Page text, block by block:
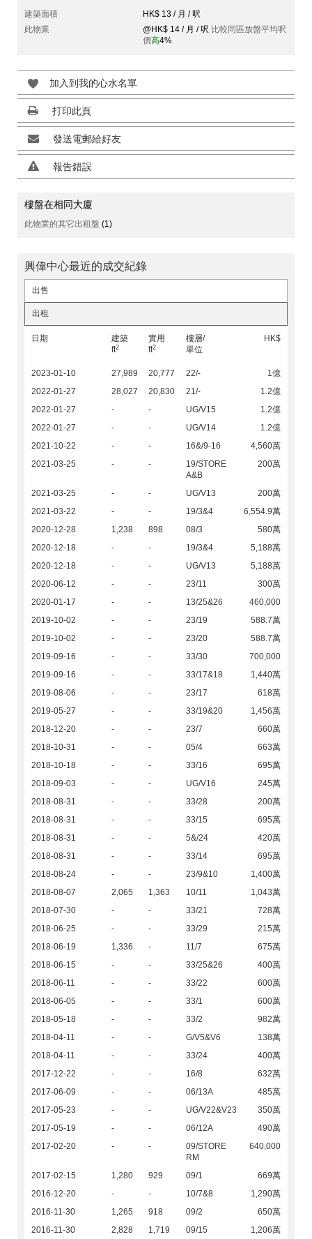
建築面積
HK$ 13 / 月 / 呎
此物業
@HK$ 14 / 月 / 呎 比較同區放盤平均呎
價高4%
加入到我的心水名單
打印此頁
發送電郵給好友
報告錯誤
樓盤在相同大廈
此物業的其它出租盤 (1)
興偉中心最近的成交紀錄
出售
出租
日期
建築
ft2
實用
ft2
樓層/
單位
HK$
2023-01-10 27,989 20,777 22/-
1億
2022-01-27
28,027 20,830 21/-
1.2億
2022-01-27
- - UG/V15
1.2億
2022-01-27
- - UG/V14
1.2億
2021-10-22
- - 16&/9-16
4,560萬
2021-03-25
- -
19/STORE
A&B
200萬
2021-03-25 - - UG/V13
200萬
2021-03-22
- - 19/3&4
6,554.9萬
2020-12-28
1,238 898 08/3
580萬
2020-12-18
- - 19/3&4
5,188萬
2020-12-18
- - UG/V13
5,188萬
2020-06-12
- - 23/11
300萬
2020-01-17
- - 13/25&26
460,000
2019-10-02
- - 23/19
588.7萬
2019-10-02
- - 23/20
588.7萬
2019-09-16
- - 33/30
700,000
2019-09-16
- - 33/17&18
1,440萬
2019-08-06
- - 23/17
618萬
2019-05-27
- - 33/19&20
1,456萬
2018-12-20
- - 23/7
660萬
2018-10-31
- - 05/4
663萬
2018-10-18
- - 33/16
695萬
2018-09-03
- - UG/V16
245萬
2018-08-31
- - 33/28
200萬
2018-08-31
- - 33/15
695萬
2018-08-31
- - 5&/24
420萬
2018-08-31
- - 33/14
695萬
2018-08-24
- - 23/9&10
1,400萬
2018-08-07
2,065 1,363 10/11
1,043萬
2018-07-30
- - 33/21
728萬
2018-06-25
- - 33/29
215萬
2018-06-19
1,336 - 11/7
675萬
2018-06-15
- - 33/25&26
400萬
2018-06-11
- - 33/22
600萬
2018-06-05
- - 33/1
600萬
2018-05-18
- - 33/2
982萬
2018-04-11
- - G/V5&V6
138萬
2018-04-11
- - 33/24
400萬
2017-12-22
- - 16/8
632萬
2017-06-09
- - 06/13A
485萬
2017-05-23
- - UG/V22&V23
350萬
2017-05-19
- - 06/12A
490萬
2017-02-20
- -
09/STORE
RM
640,000
2017-02-15 1,280 929 09/1
669萬
2016-12-20
- - 10/7&8
1,290萬
2016-11-30
1,265 918 09/2
650萬
2016-11-30
2,828 1,719 09/15 1,206萬